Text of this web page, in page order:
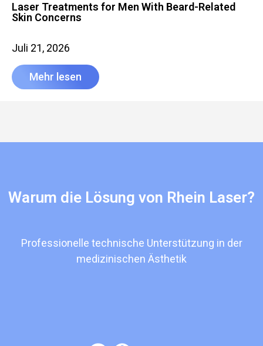
Laser Treatments for Men With Beard-Related
Skin Concerns
Juli 21, 2026
Mehr lesen
Warum die Lösung von Rhein Laser?
Professionelle technische Unterstützung in der
medizinischen Ästhetik